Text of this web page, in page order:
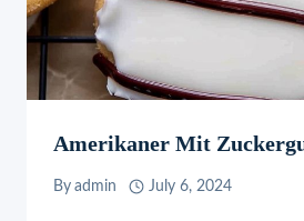
Amerikaner Mit
By admin July 6, 2024